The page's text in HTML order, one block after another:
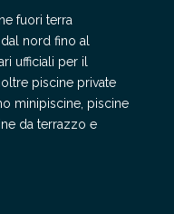
fuori terra
nord fino al
ufficiali per il
piscine private
minipiscine, piscine
da terrazzo e